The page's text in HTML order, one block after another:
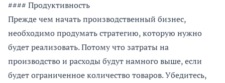
#### Продуктивность
Прежде чем начать производственный бизнес,
необходимо продумать стратегию, которую нужно
будет реализовать. Потому что затраты на
производство и расходы будут намного выше, если
будет ограниченное количество товаров. Убедитесь,